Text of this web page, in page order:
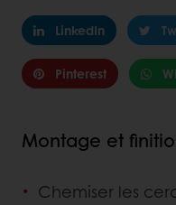
LinkedIn
Pinterest
Montage et
Chemiser les